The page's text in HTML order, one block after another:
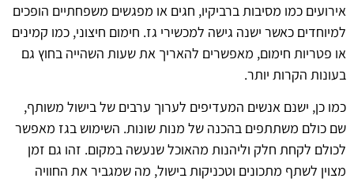
אירועים כמו מסיבות ברביקיו, חגים או מפגשים משפחתיים הופכים
למיוחדים כאשר ישנה גישה למכשירי גז. חימום חיצוני, כמו קמינים
או פטריות חימום, מאפשרים להאריך את שעות השהייה בחוץ גם
בעונות הקרות יותר.
כמו כן, ישנם אנשים המעדיפים לערוך ערבים של בישול משותף,
שם כולם משתתפים בהכנה של מנות שונות. השימוש בגז מאפשר
לכולם לקחת חלק וליהנות מהאוכל שנעשה במקום. זהו גם זמן
מצוין לשתף מתכונים וטכניקות בישול, מה שמגביר את החוויה